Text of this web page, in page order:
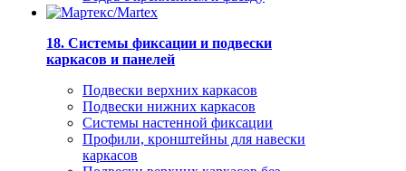
18. Системы фиксации и подвески
каркасов и панелей
Подвески верхних каркасов
Подвески нижних каркасов
Системы настенной фиксации
Профили, кронштейны для навески
каркасов